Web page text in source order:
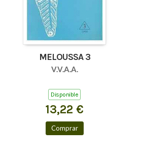
MELOUSSA 3
V.V.A.A.
Disponible
13,22 €
Comprar